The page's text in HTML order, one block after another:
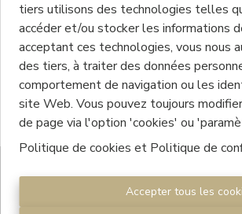
tiers utilisons des technologies telles
accéder et/ou stocker les informations
acceptant ces technologies, vous nous
des tiers, à traiter des données
comportement de navigation ou les
site Web. Vous pouvez toujours
de page via l'option 'cookies' ou
Politique de cookies et Politique de
Accepter tous les